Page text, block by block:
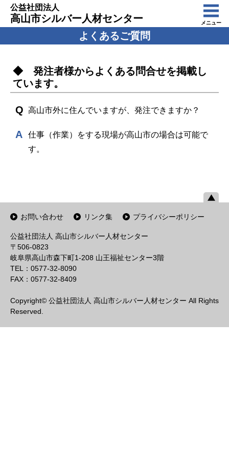
公益社団法人
高山市シルバー人材センター メニュー
よくあるご質問
◆ 発注者様からよくある問合せを掲載し
ています。
高山市外に住んでいますが、発注できますか？
仕事（作業）をする現場が高山市の場合は可能で
す。
お問い合わせ リンク集 プライバシーポリシー
公益社団法人 高山市シルバー人材センター
〒506-0823
岐阜県高山市森下町1-208 山王福祉センター3階
TEL：0577-32-8090
FAX：0577-32-8409
Copyright© 公益社団法人 高山市シルバー人材センター All Rights
Reserved.